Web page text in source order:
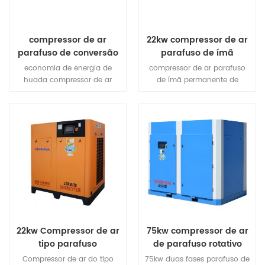
um 15% mais economia de
energia efeito.
compressor de ar
parafuso de conversão
de frequência
magnética permanente
economia de energia de
huada compressor de ar
média pode atingir 35%.
22kw compressor de ar
parafuso de ímã
permanente de estágio
único
compressor de ar parafuso
de ímã permanente de
magnética e coercividade de
NdFeB aço magnético,
fabricação de terras raras
tem tamanho pequeno, peso
leve, alta eficiência, bom
22kw Compressor de ar
tipo parafuso
magnético permanente
Compressor de ar do tipo
75kw compressor de ar
de parafuso rotativo
industrial grande de
75kw duas fases parafuso de